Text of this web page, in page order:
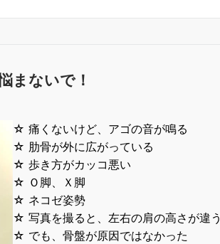
まないで！
☆ 痛くないけど、アゴの音が鳴る
☆ 肋骨が外に広がっている
☆ 歩き方がカッコ悪い
☆ Ｏ脚、Ｘ脚
☆ ネコゼ姿勢
☆ 写真を撮ると、左右の肩の高さが違う
☆ でも、骨盤が原因ではなかった